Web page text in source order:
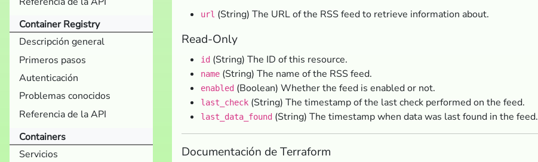
Container Registry
Descripción general
Primeros pasos
Autenticación
Problemas conocidos
Referencia de la API
Containers
Servicios
url (String) The URL of the RSS feed to retrieve information about.
Read-Only
id (String) The ID of this resource.
name (String) The name of the RSS feed.
enabled (Boolean) Whether the feed is enabled or not.
last_check (String) The timestamp of the last check performed on the feed.
last_data_found (String) The timestamp when data was last found in the feed.
Documentación de Terraform